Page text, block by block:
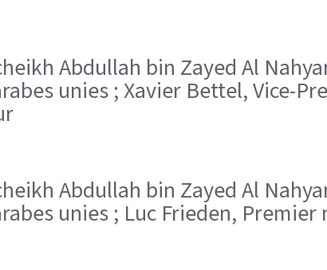
Abdullah bin Zayed Al
unies ; Xavier Bettel, Vice-
Abdullah bin Zayed Al
unies ; Luc Frieden,